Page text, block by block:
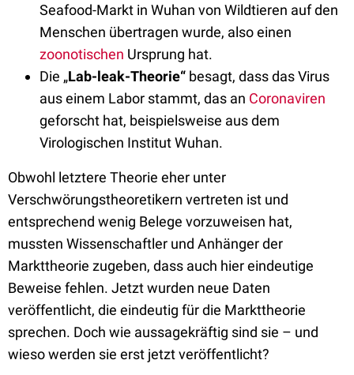
Seafood-Markt in Wuhan von Wildtieren auf den
Menschen übertragen wurde, also einen
zoonotischen Ursprung hat.
Die „Lab-leak-Theorie“ besagt, dass das Virus
aus einem Labor stammt, das an Coronaviren
geforscht hat, beispielsweise aus dem
Virologischen Institut Wuhan.
Obwohl letztere Theorie eher unter
Verschwörungstheoretikern vertreten ist und
entsprechend wenig Belege vorzuweisen hat,
mussten Wissenschaftler und Anhänger der
Markttheorie zugeben, dass auch hier eindeutige
Beweise fehlen. Jetzt wurden neue Daten
veröffentlicht, die eindeutig für die Markttheorie
sprechen. Doch wie aussagekräftig sind sie – und
wieso werden sie erst jetzt veröffentlicht?